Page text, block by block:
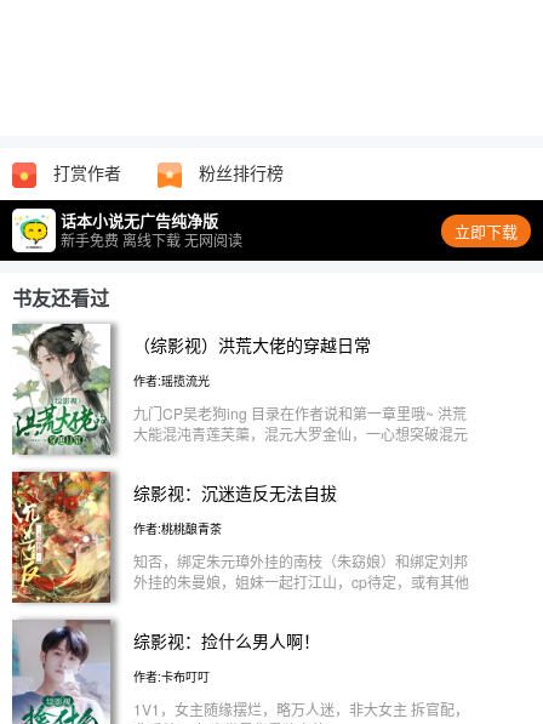
打赏作者 粉丝排行榜
话本小说无广告纯净版
新手免费 离线下载 无网阅读 立即下载
书友还看过
（综影视）洪荒大佬的穿越日常
作者:瑶揽流光
九门CP吴老狗ing 目录在作者说和第一章里哦~ 洪荒
大能混沌青莲芙蕖，混元大罗金仙，一心想突破混元
界有CP1V1，修的是逍遥道。无敌文，不会掉修
身，要么分身前往，会在所有因果全部结束的时候，
离开这个世界。 具体写了哪些世界，在作者有话说
里哦！ 第一次写文，求轻喷！ 保证不坑！
综影视：沉迷造反无法自拔
作者:桃桃酿青茶
知否，绑定朱元璋外挂的南枝（朱窈娘）和绑定刘邦
外挂的朱曼娘，姐妹一起打江山，cp待定，或有其他
为了收集足够的功德信力，女娲后人南枝偶然觉醒了
事情。 1v1,非后宫。 已完成世界太多，见评论区置
顶。
综影视：捡什么男人啊！
作者:卡布叮叮
1V1，女主随缘摆烂，略万人迷，非大女主 拆官配，